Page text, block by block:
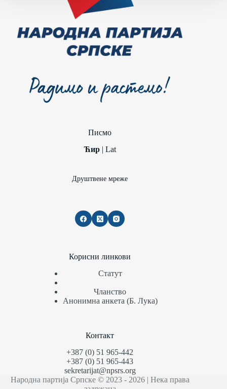
Писмо
Ћир| Lat
Друштвене мреже
Корисни линкови
Статут
Чланство
Анонимна анкета (Б. Лука)
Контакт
+387 (0) 51 965-442
+387 (0) 51 965-443
sekretarijat@npsrs.org
Народна партија Српске © 2023 - 2026 | Нека права